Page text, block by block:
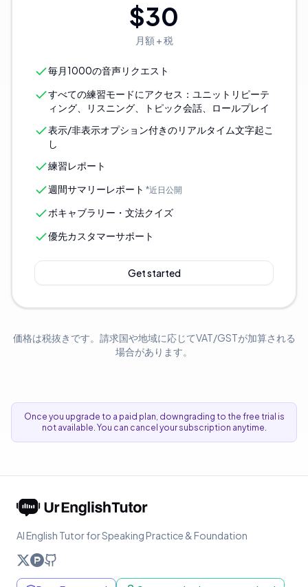
$30
月額 + 税
毎月1000の音声リクエスト
すべての練習モードにアクセス：ユニットリピーテ
ィング、リスニング、トピック会話、ロールプレイ
表示/非表示オプション付きのリアルタイム文字起こ
し
練習レポート
週間サマリーレポート *近日公開
ボキャブラリー・文法クイズ
優先カスタマーサポート
Get started
価格は税抜きです。請求国や地域に応じてVAT/GSTが加算される
場合があります。
Once you upgrade to a paid plan, downgrading to the free trial is
not available. You can cancel your subscription anytime.
AI English Tutor for Speaking Practice & Foundation